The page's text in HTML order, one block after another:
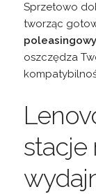
Sprzetowo
tworząc
oszczędza
stacje